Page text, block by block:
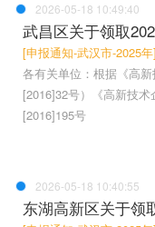
2026-05-18 10:49:40
武昌区关于领取
[申报通知-武汉市-2025年]
各有关单位：根据《高
[2016]32号）《高新技
[2016]195号
2026-05-18 10:40:55
东湖高新区关于领